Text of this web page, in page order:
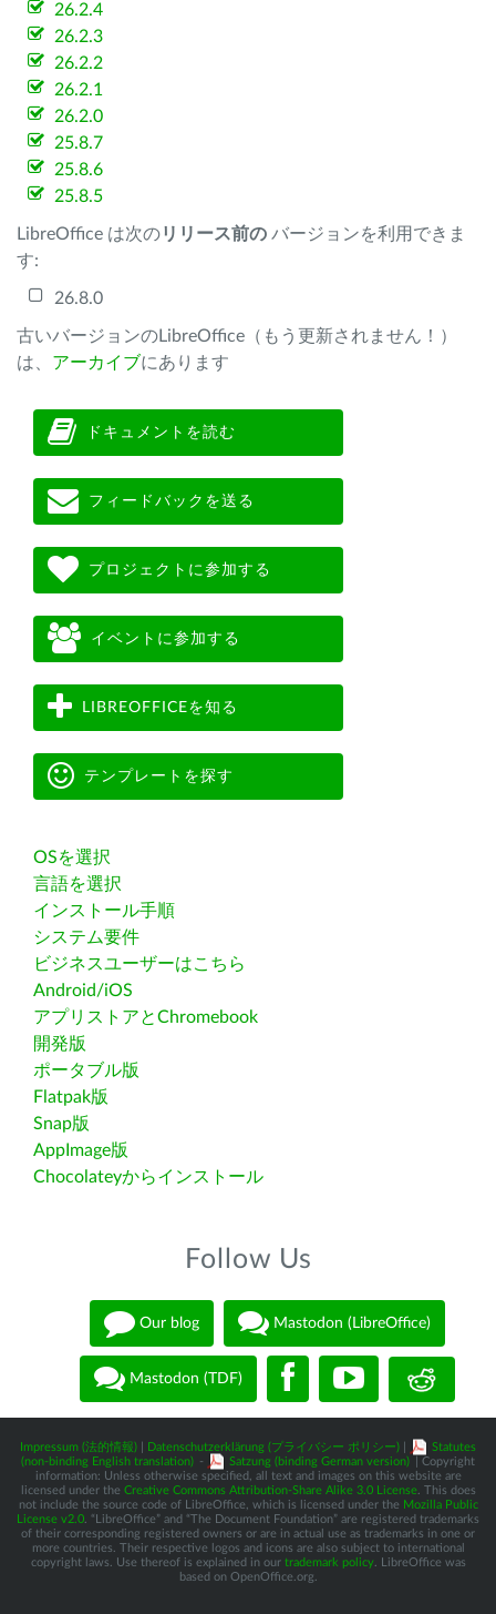
26.2.4
26.2.3
26.2.2
26.2.1
26.2.0
25.8.7
25.8.6
25.8.5
LibreOffice は次のリリース前の バージョンを利用できま
す:
26.8.0
古いバージョンのLibreOffice（もう更新されません！）
は、 アーカイブにあります
ドキュメントを読む
フィードバックを送る
プロジェクトに参加する
イベントに参加する
LIBREOFFICEを知る
テンプレートを探す
OSを選択
言語を選択
インストール手順
システム要件
ビジネスユーザーはこちら
Android/iOS
アプリストアとChromebook
開発版
ポータブル版
Flatpak版
Snap版
AppImage版
Chocolateyからインストール
Follow Us
Our blog Mastodon (LibreOffice)
Mastodon (TDF)
Impressum (法的情報) Datenschutzerklärung (プライバシー ポリシー)
Statutes
(non-binding English translation) - Satzung (binding German version)
| Copyright
information: Unless otherwise specified, all text and images on this website are
licensed under the Creative Commons Attribution-Share Alike 3.0 License. This does
not include the source code of LibreOffice, which is licensed under the Mozilla Public
License v2.0 . “LibreOffice” and “The Document Foundation” are registered trademarks
of their corresponding registered owners or are in actual use as trademarks in one or
more countries. Their respective logos and icons are also subject to international
copyright laws. Use thereof is explained in our trademark policy. LibreOffice was
based on OpenOffice.org.